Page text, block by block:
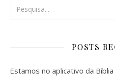
POSTS
Estamos no aplicativo da